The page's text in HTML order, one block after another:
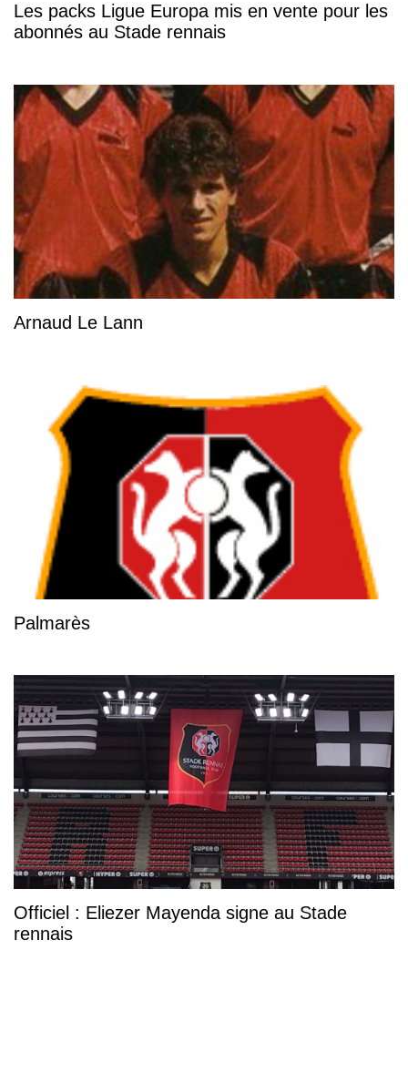
Les packs Ligue Europa mis en vente pour les
abonnés au Stade rennais
Arnaud Le Lann
Palmarès
Officiel : Eliezer Mayenda signe au Stade
rennais